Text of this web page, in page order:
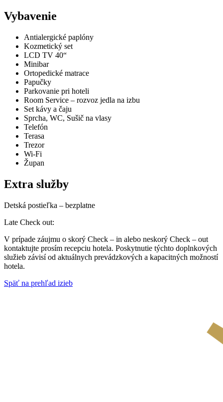
Vybavenie
Antialergické paplóny
Kozmetický set
LCD TV 40“
Minibar
Ortopedické matrace
Papučky
Parkovanie pri hoteli
Room Service – rozvoz jedla na izbu
Set kávy a čaju
Sprcha, WC, Sušič na vlasy
Telefón
Terasa
Trezor
Wi-Fi
Župan
Extra služby
Detská postieľka – bezplatne
Late Check out:
V prípade záujmu o skorý Check – in alebo neskorý Check – out
kontaktujte prosím recepciu hotela. Poskytnutie týchto doplnkových
služieb závisí od aktuálnych prevádzkových a kapacitných možností
hotela.
Späť na prehľad izieb